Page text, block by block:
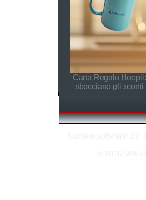
Carta Regalo Hoepli:
sbocciano gli sconti